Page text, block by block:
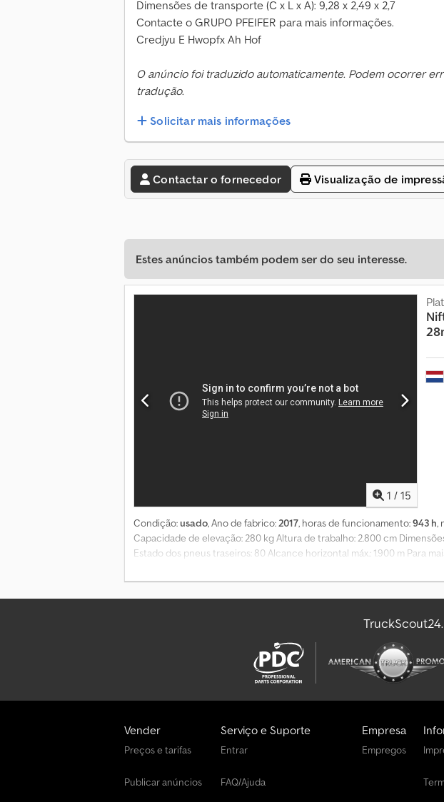
Dimensões de transporte (C x L x A): 9,28 x 2,49 x 2,7
Contacte o GRUPO PFEIFER para mais informações.
Credjyu E Hwopfx Ah Hof
O anúncio foi traduzido automaticamente. Podem ocorrer
tradução.
Solicitar mais informações
Contactar o fornecedor Visualização de
Estes anúncios também podem ser do seu interesse.
1 / 15
Condição:usado, Ano de fabrico:2017, horas de funcionamento:943 h,
Capacidade de elevação: 280 kg Altura de trabalho: 2.800 cm
Estado dos pneus traseiros: 80 Alcance horizontal máx.: 1.900 m Para
Vender
Preços e tarifas
Publicar anúncios
Serviço e Suporte
Entrar
FAQ/Ajuda
Empresa
Empregos